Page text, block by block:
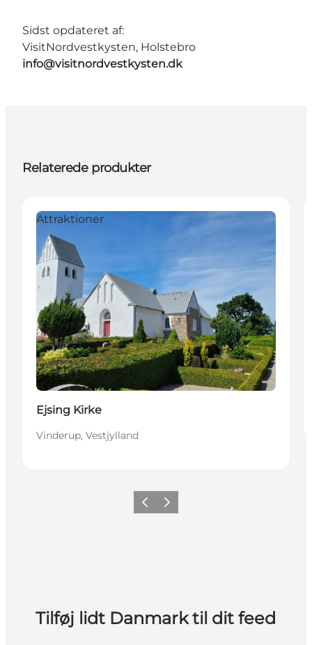
Sidst opdateret af:
VisitNordvestkysten, Holstebro
info@visitnordvestkysten.dk
Relaterede produkter
Attraktioner
Ejsing Kirke
Vinderup, Vestjylland
ForrigeNæste
Tilføj lidt Danmark til dit feed